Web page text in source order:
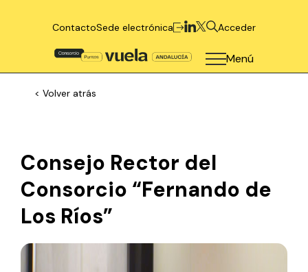
ContactoSede electrónica Acceder
Menú
< Volver atrás
Consejo Rector del
Consorcio “Fernando de
Los Ríos”